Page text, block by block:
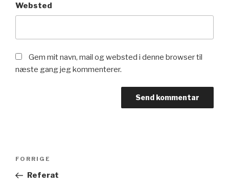
Websted
Gem mit navn, mail og websted i denne browser til
næste gang jeg kommenterer.
Forrige
indlæg
FORRIGE
Referat